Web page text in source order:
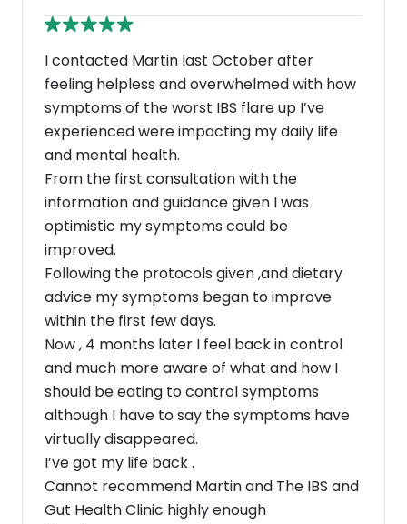
I contacted Martin last October after
feeling helpless and overwhelmed with how
symptoms of the worst IBS flare up I’ve
experienced were impacting my daily life
and mental health.
From the first consultation with the
information and guidance given I was
optimistic my symptoms could be
improved.
Following the protocols given ,and dietary
advice my symptoms began to improve
within the first few days.
Now , 4 months later I feel back in control
and much more aware of what and how I
should be eating to control symptoms
although I have to say the symptoms have
virtually disappeared.
I’ve got my life back .
Cannot recommend Martin and The IBS and
Gut Health Clinic highly enough